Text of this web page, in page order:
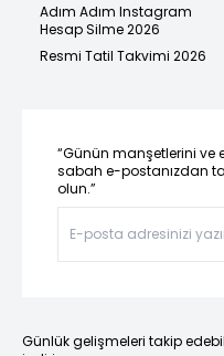
Adım Adım Instagram
Hesap Silme 2026
Resmi Tatil Takvimi 2026
“Günün manşetlerini ve
sabah e-postanızdan
olun.”
Günlük gelişmeleri takip